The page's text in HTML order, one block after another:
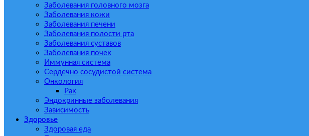
Заболевания головного мозга
Заболевания кожи
Заболевания печени
Заболевания полости рта
Заболевания суставов
Заболевания почек
Иммунная система
Сердечно сосудистой система
Онкология
Рак
Эндокринные заболевания
Зависимость
Здоровье
Здоровая еда